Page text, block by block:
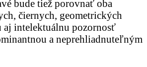
bude tiež porovnať oba
čiernych, geometrických
aj intelektuálnu pozornosť
a neprehliadnuteľným